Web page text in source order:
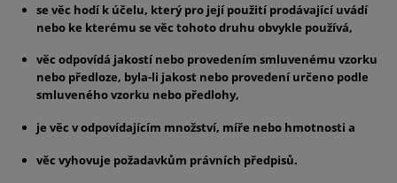
se věc hodí k účelu, který pro její použití prodávající uvádí
nebo ke kterému se věc tohoto druhu obvykle používá,
věc odpovídá jakostí nebo provedením smluvenému vzorku
nebo předloze, byla-li jakost nebo provedení určeno podle
smluveného vzorku nebo předlohy,
je věc v odpovídajícím množství, míře nebo hmotnosti a
věc vyhovuje požadavkům právních předpisů.